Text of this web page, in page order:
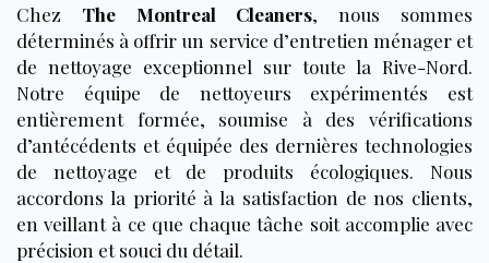
Chez The Montreal Cleaners, nous sommes
déterminés à offrir un service d’entretien ménager et
de nettoyage exceptionnel sur toute la Rive-Nord.
Notre équipe de nettoyeurs expérimentés est
entièrement formée, soumise à des vérifications
d’antécédents et équipée des dernières technologies
de nettoyage et de produits écologiques. Nous
accordons la priorité à la satisfaction de nos clients,
en veillant à ce que chaque tâche soit accomplie avec
précision et souci du détail.